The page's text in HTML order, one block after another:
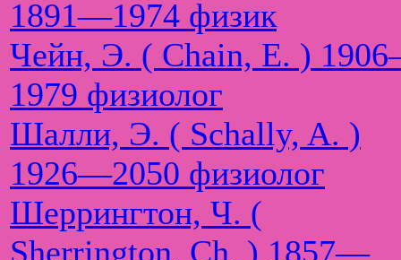
1891—1974 физик
Чейн, Э. ( Chain, E. )
1979 физиолог
Шалли, Э. ( Schally, A. )
1926—2050 физиолог
Шеррингтон, Ч. (
Sherrington, Ch. ) 1857—